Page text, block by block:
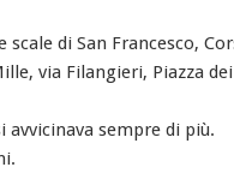
scale di San Francesco,
via Filangieri, Piazza
avvicinava sempre di più.